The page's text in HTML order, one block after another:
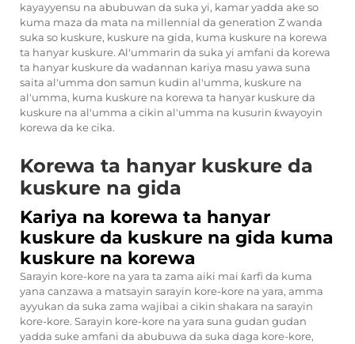
kayayyensu na abubuwan da suka yi, kamar yadda ake so
kuma maza da mata na millennial da generation Z wanda
suka so kuskure, kuskure na gida, kuma kuskure na korewa
ta hanyar kuskure. Al'ummarin da suka yi amfani da korewa
ta hanyar kuskure da wadannan kariya masu yawa suna
saita al'umma don samun kudin al'umma, kuskure na
al'umma, kuma kuskure na korewa ta hanyar kuskure da
kuskure na al'umma a cikin al'umma na kusurin ƙwayoyin
korewa da ke cika.
Korewa ta hanyar kuskure da
kuskure na gida
Kariya na korewa ta hanyar
kuskure da kuskure na gida kuma
kuskure na korewa
Sarayin kore-kore na yara ta zama aiki mai ƙarfi da kuma
yana canzawa a matsayin sarayin kore-kore na yara, amma
ayyukan da suka zama wajibai a cikin shakara na sarayin
kore-kore. Sarayin kore-kore na yara suna gudan gudan
yadda suke amfani da abubuwa da suka daga kore-kore,